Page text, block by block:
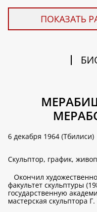
ПОКАЗАТЬ
6 декабря 1964 (Тбилиси)
Скульптор, график,
Окончил
факультет скульптуры
государственную
мастерская скульптора